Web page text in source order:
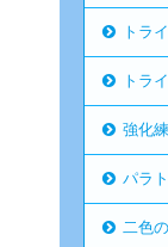
トラ
トラ
強化
パラ
二色